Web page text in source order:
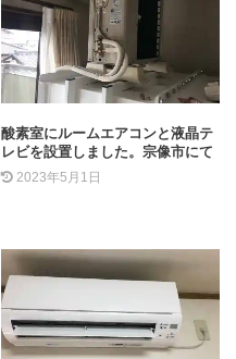
酸素室にルームエアコンと液晶テ
レビを設置しました。宗像市にて
2023年5月1日